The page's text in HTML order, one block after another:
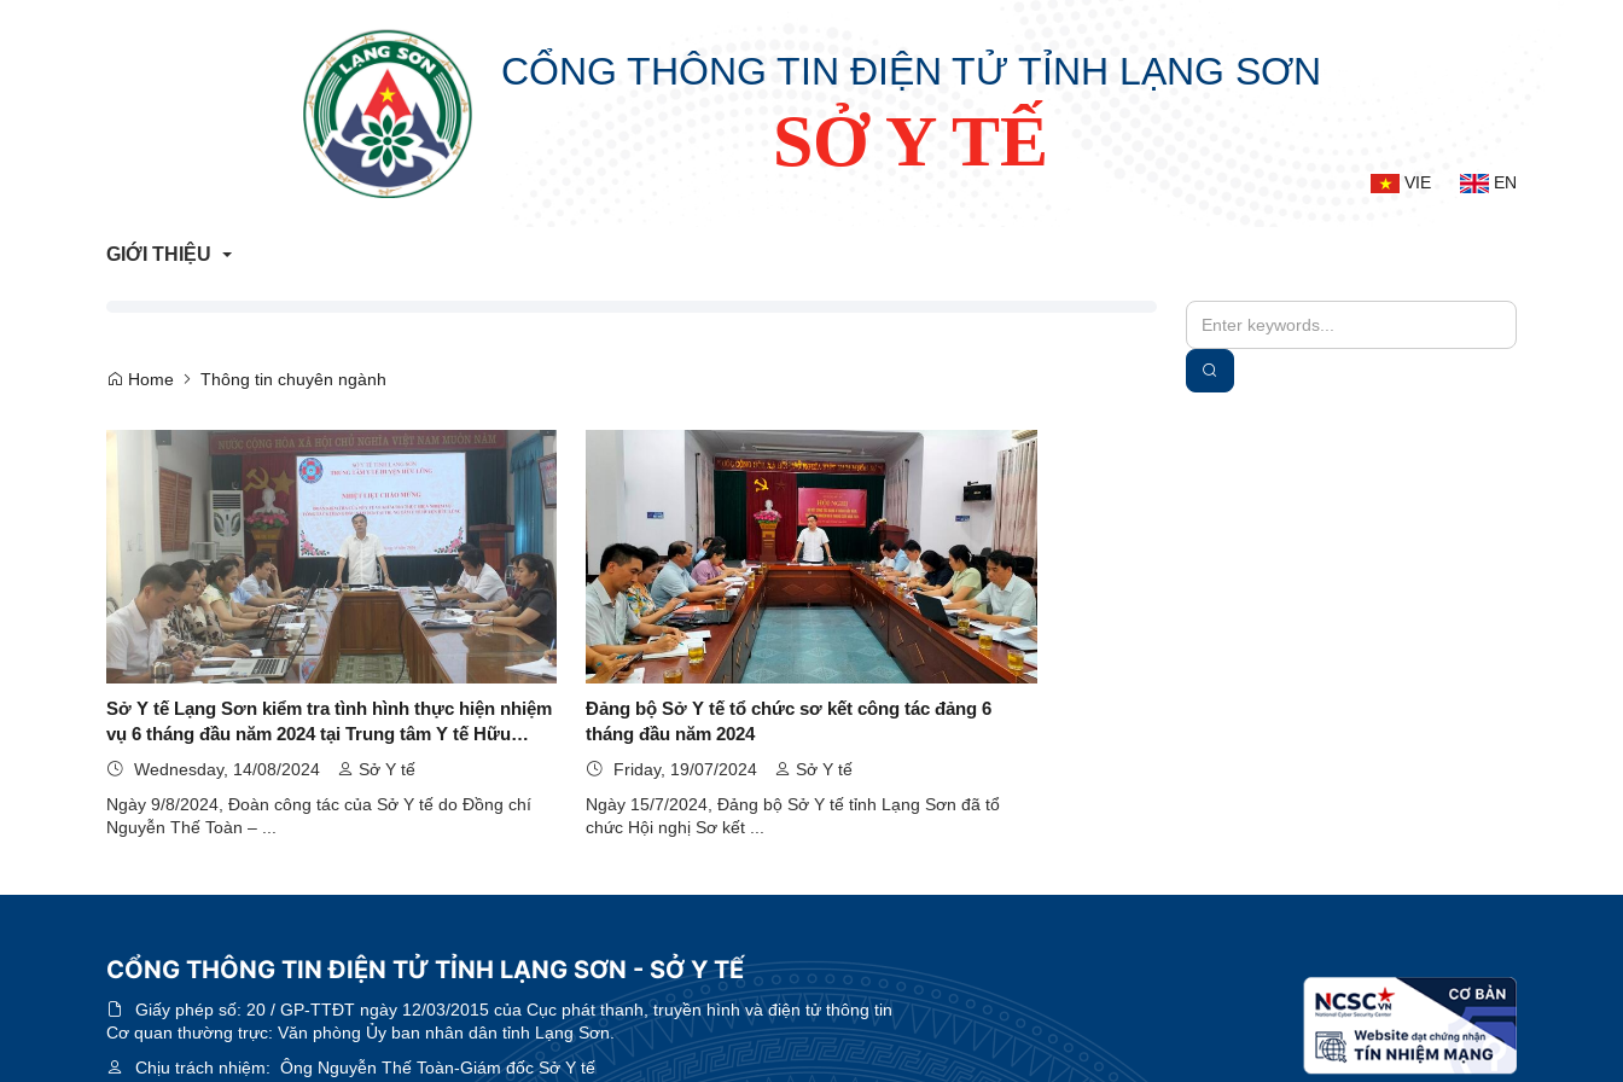
CỔNG THÔNG TIN ĐIỆN TỬ TỈNH LẠNG SƠN
SỞ Y TẾ
VIE EN
GIỚI THIỆU
Liên hệ
Lịch sử hình thành
Home Thông tin chuyên ngành
Sở Y tế Lạng Sơn kiểm tra tình hình thực hiện nhiệm
vụ 6 tháng đầu năm 2024 tại Trung tâm Y tế Hữu
LũngWednesday, 14/08/2024
Sở Y tế
Ngày 9/8/2024, Đoàn công tác của Sở Y tế do Đồng chí
Nguyễn Thế Toàn – ...
Đảng bộ Sở Y tế tổ chức sơ kết công tác đảng 6
tháng đầu năm 2024
Friday, 19/07/2024
Sở Y tế
Ngày 15/7/2024, Đảng bộ Sở Y tế tỉnh Lạng Sơn đã tổ
chức Hội nghị Sơ kết ...
CỔNG THÔNG TIN ĐIỆN TỬ TỈNH LẠNG SƠN - SỞ Y TẾ
Giấy phép số: 20 / GP-TTĐT ngày 12/03/2015 của Cục phát thanh, truyền hình và điện tử thông tin
Cơ quan thường trực: Văn phòng Ủy ban nhân dân tỉnh Lạng Sơn.
Chịu trách nhiệm: Ông Nguyễn Thế Toàn-Giám đốc Sở Y tế